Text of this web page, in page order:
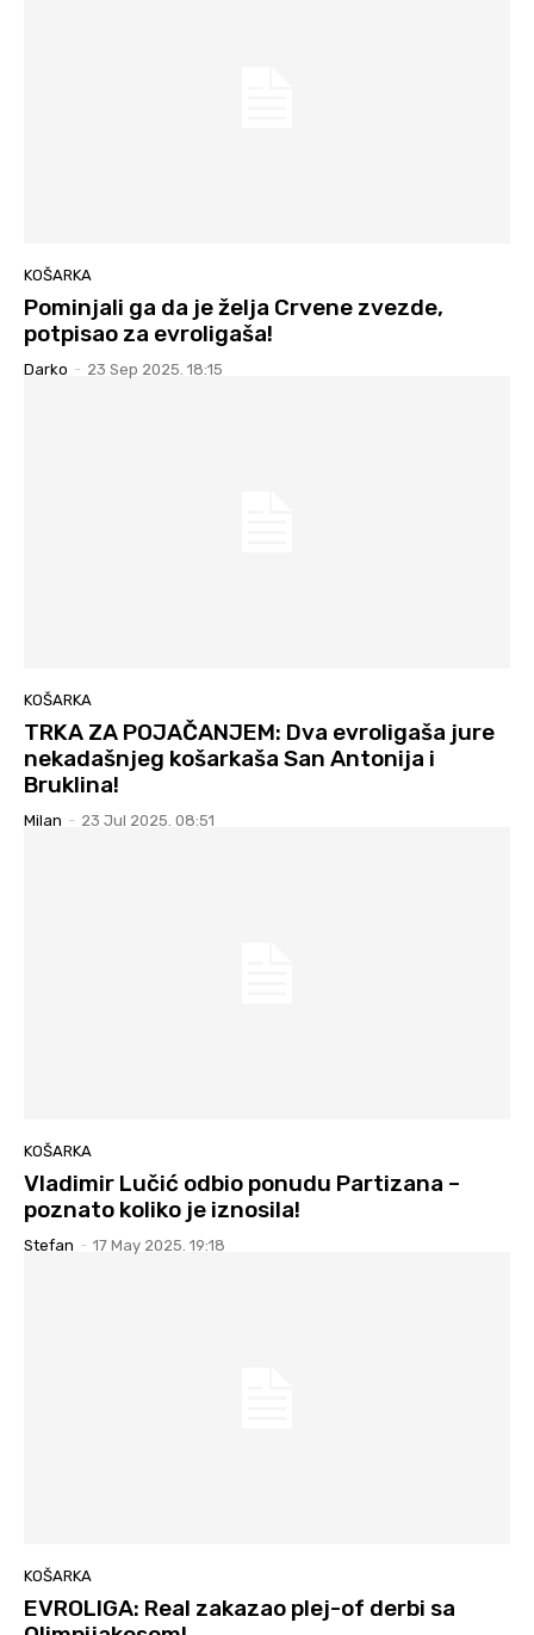
KOŠARKA
Pominjali ga da je želja Crvene zvezde,
potpisao za evroligaša!
Darko - 23 Sep 2025. 18:15
KOŠARKA
TRKA ZA POJAČANJEM: Dva evroligaša jure
nekadašnjeg košarkaša San Antonija i
Bruklina!
Milan - 23 Jul 2025. 08:51
KOŠARKA
Vladimir Lučić odbio ponudu Partizana –
poznato koliko je iznosila!
Stefan - 17 May 2025. 19:18
KOŠARKA
EVROLIGA: Real zakazao plej-of derbi sa